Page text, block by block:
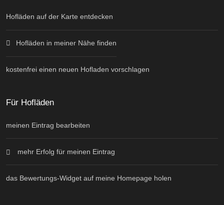
Hofläden auf der Karte entdecken
Hofläden in meiner Nähe finden
kostenfrei einen neuen Hofladen vorschlagen
Für Hofläden
meinen Eintrag bearbeiten
mehr Erfolg für meinen Eintrag
das Bewertungs-Widget auf meine Homepage holen